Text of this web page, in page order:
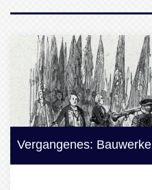
Vergangenes: Bauwerke